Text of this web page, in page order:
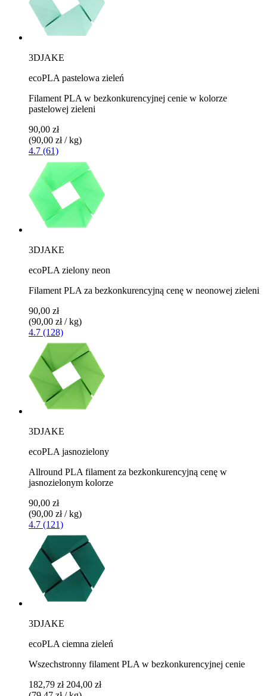
3DJAKE
ecoPLA pastelowa zieleń
Filament PLA w bezkonkurencyjnej cenie w kolorze
pastelowej zieleni
90,00 zł
(90,00 zł / kg)
4.7 (61)
3DJAKE
ecoPLA zielony neon
Filament PLA za bezkonkurencyjną cenę w neonowej zieleni
90,00 zł
(90,00 zł / kg)
4.7 (128)
3DJAKE
ecoPLA jasnozielony
Allround PLA filament za bezkonkurencyjną cenę w
jasnozielonym kolorze
90,00 zł
(90,00 zł / kg)
4.7 (121)
3DJAKE
ecoPLA ciemna zieleń
Wszechstronny filament PLA w bezkonkurencyjnej cenie
182,79 zł 204,00 zł